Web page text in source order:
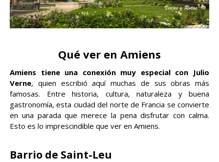
Qué ver en Amiens
Amiens tiene una conexión muy especial con Julio
Verne, quien escribió aquí muchas de sus obras más
famosas. Entre historia, cultura, naturaleza y buena
gastronomía, esta ciudad del norte de Francia se convierte
en una parada que merece la pena disfrutar con calma.
Esto es lo imprescindible que ver en Amiens.
Barrio de Saint-Leu